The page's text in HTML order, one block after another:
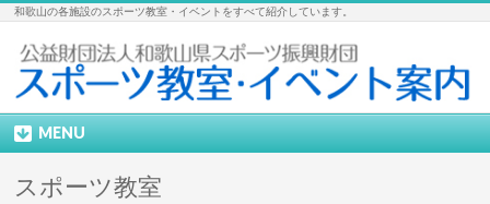
和歌山の各施設のスポーツ教室・イベントをすべて紹介しています。
MENU
スポーツ教室